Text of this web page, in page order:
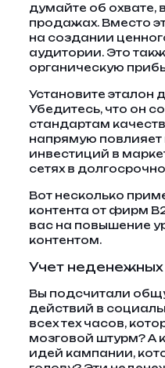
думайте об охвате,
продажах. Вместо
на создании
аудитории. Это
органическую
Установите эталон
Убедитесь, что он
стандартам
напрямую повлияет
инвестиций в
сетях в
Вот несколько
контента от фирм
вас на повышение
контентом.
Учет
Вы подсчитали
действий в
всех тех часов,
мозговой штурм? А
идей кампании,